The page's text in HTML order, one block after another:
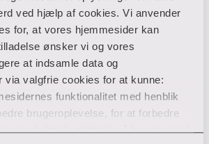
ved hjælp af cookies. Vi anvender
for, at vores hjemmesider kan
ønsker vi og vores
at indsamle data og
via valgfrie cookies for at kunne:
funktionalitet med henblik
brugeroplevelse, for at forbedre
og udarbejde statistik på baggrund af
ikke noget resultat